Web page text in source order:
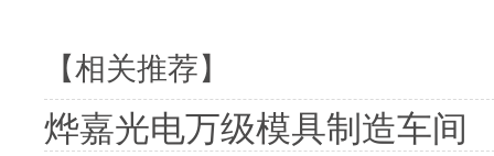
【相关推荐】
烨嘉光电万级模具制造车间